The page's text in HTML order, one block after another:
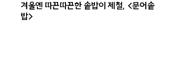
겨울엔 따끈따끈한 솥밥이 제철, <문어솥
밥>